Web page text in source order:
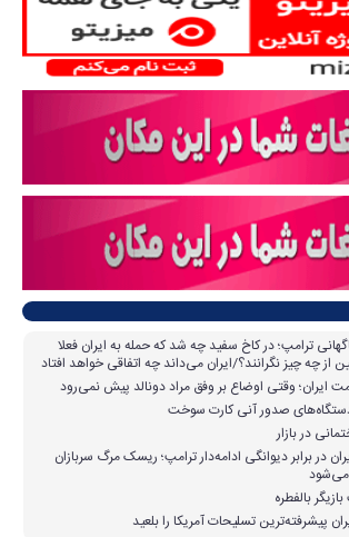
ترامپ؛ در کاخ سفید چه شد که حمله به ایران فعلا
چه چیز نگرانند؟/ایران می‌داند چه اتفاقی خواهد افتاد
ایران؛ وقتی اوضاع بر وفق مراد دونالد پیش نمی‌رود
در بازار
در برابر دیوانگی ادامه‌دار ترامپ؛ ریسک مرگ سربازان
می‌شود
بالفطره
پیشرفته‌ترین تسلیحات آمریکا را بلعید